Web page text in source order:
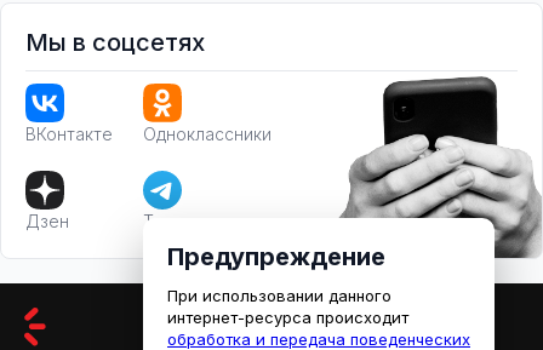
Мы в соцсетях
ВКонтакте Одноклассники
Дзен Телеграм
Предупреждение
При использовании данного
интернет-ресурса происходит
обработка и передача поведенческих